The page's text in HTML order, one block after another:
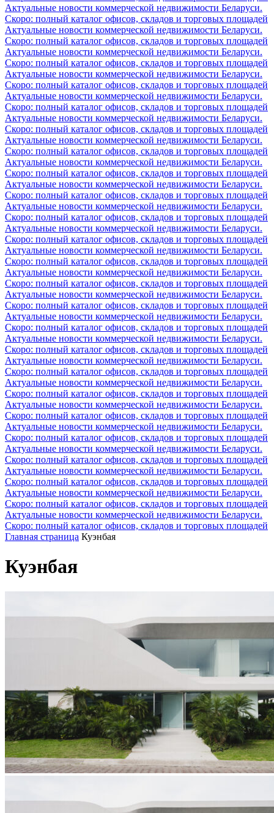
Актуальные новости коммерческой недвижимости Беларуси.
Скоро: полный каталог офисов, складов и торговых площадей
Актуальные новости коммерческой недвижимости Беларуси.
Скоро: полный каталог офисов, складов и торговых площадей
Актуальные новости коммерческой недвижимости Беларуси.
Скоро: полный каталог офисов, складов и торговых площадей
Актуальные новости коммерческой недвижимости Беларуси.
Скоро: полный каталог офисов, складов и торговых площадей
Актуальные новости коммерческой недвижимости Беларуси.
Скоро: полный каталог офисов, складов и торговых площадей
Актуальные новости коммерческой недвижимости Беларуси.
Скоро: полный каталог офисов, складов и торговых площадей
Актуальные новости коммерческой недвижимости Беларуси.
Скоро: полный каталог офисов, складов и торговых площадей
Актуальные новости коммерческой недвижимости Беларуси.
Скоро: полный каталог офисов, складов и торговых площадей
Актуальные новости коммерческой недвижимости Беларуси.
Скоро: полный каталог офисов, складов и торговых площадей
Актуальные новости коммерческой недвижимости Беларуси.
Скоро: полный каталог офисов, складов и торговых площадей
Актуальные новости коммерческой недвижимости Беларуси.
Скоро: полный каталог офисов, складов и торговых площадей
Актуальные новости коммерческой недвижимости Беларуси.
Скоро: полный каталог офисов, складов и торговых площадей
Актуальные новости коммерческой недвижимости Беларуси.
Скоро: полный каталог офисов, складов и торговых площадей
Актуальные новости коммерческой недвижимости Беларуси.
Скоро: полный каталог офисов, складов и торговых площадей
Актуальные новости коммерческой недвижимости Беларуси.
Скоро: полный каталог офисов, складов и торговых площадей
Актуальные новости коммерческой недвижимости Беларуси.
Скоро: полный каталог офисов, складов и торговых площадей
Актуальные новости коммерческой недвижимости Беларуси.
Скоро: полный каталог офисов, складов и торговых площадей
Актуальные новости коммерческой недвижимости Беларуси.
Скоро: полный каталог офисов, складов и торговых площадей
Актуальные новости коммерческой недвижимости Беларуси.
Скоро: полный каталог офисов, складов и торговых площадей
Актуальные новости коммерческой недвижимости Беларуси.
Скоро: полный каталог офисов, складов и торговых площадей
Актуальные новости коммерческой недвижимости Беларуси.
Скоро: полный каталог офисов, складов и торговых площадей
Актуальные новости коммерческой недвижимости Беларуси.
Скоро: полный каталог офисов, складов и торговых площадей
Актуальные новости коммерческой недвижимости Беларуси.
Скоро: полный каталог офисов, складов и торговых площадей
Актуальные новости коммерческой недвижимости Беларуси.
Скоро: полный каталог офисов, складов и торговых площадей
Главная страница Куэнбая
Куэнбая